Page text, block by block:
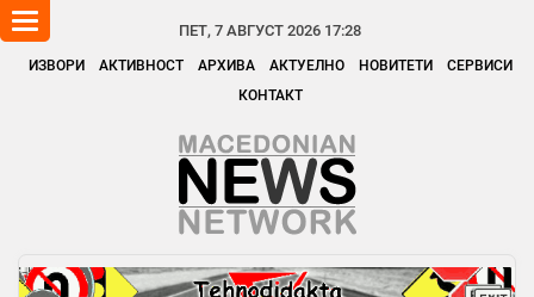
ПЕТ, 7 АВГУСТ 2026 17:28
ИЗВОРИ АКТИВНОСТ АРХИВА АКТУЕЛНО НОВИТЕТИ
СЕРВИСИ
КОНТАКТ
Toggle
navigation